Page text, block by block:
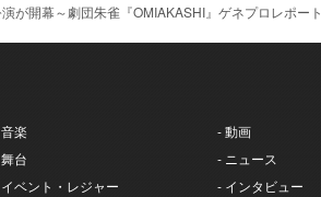
が開幕～劇団朱雀『OMIAKASHI』ゲネプロレポート
楽
台
ベント・レジャー
- 動画
- ニュース
- インタビュー